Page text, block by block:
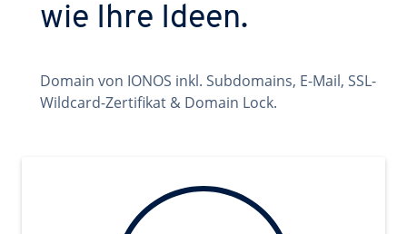
wie Ihre Ideen.
Domain von IONOS inkl. Subdomains, E-Mail, SSL-
Wildcard-Zertifikat & Domain Lock.